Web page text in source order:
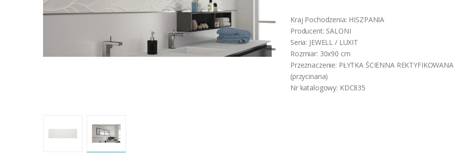
Kraj Pochodzenia: HISZPANIA
Producent: SALONI
Seria: JEWELL / LUXIT
Rozmiar: 30x90 cm
Przeznaczenie: PŁYTKA ŚCIENNA REKTYFIKOWANA
(przycinana)
Nr katalogowy: KDC835